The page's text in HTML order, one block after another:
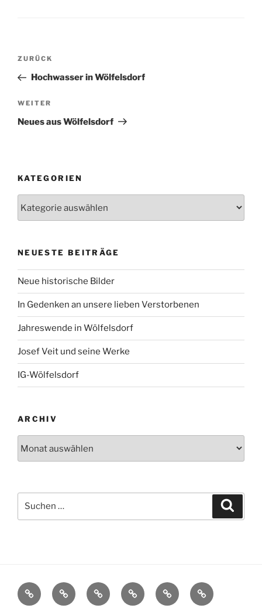
Beitragsnavigation
Vorheriger
Beitrag
ZURÜCK
Hochwasser in Wölfelsdorf
Nächster
Beitrag
WEITER
Neues aus Wölfelsdorf
KATEGORIEN
NEUESTE BEITRÄGE
Neue historische Bilder
In Gedenken an unsere lieben Verstorbenen
Jahreswende in Wölfelsdorf
Josef Veit und seine Werke
IG-Wölfelsdorf
ARCHIV
nach:
StartseiteWölfelsdorfInteressengemeinschaft
Wölfelsdorf
Termine Reiseberichte
Neues
aus